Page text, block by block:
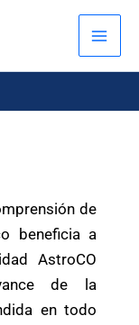
de
beneficia a
AstroCO
de la
en todo